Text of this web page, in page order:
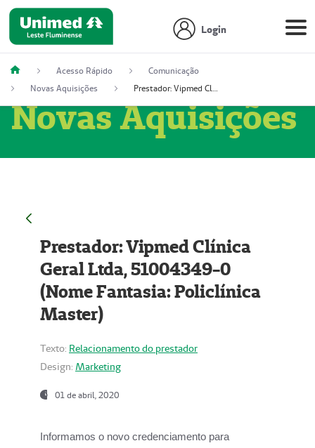
Login
Acesso Rápido
Comunicação
Novas Aquisições
Prestador: Vipmed Clínica Geral Ltda, 51004349-0 (Nome Fantasia: Policlínica Master)
Novas Aquisições
Prestador: Vipmed Clínica
Geral Ltda, 51004349-0
(Nome Fantasia: Policlínica
Master)
Texto: Relacionamento do prestador
Design: Marketing
01 de abril, 2020
Informamos o novo credenciamento para